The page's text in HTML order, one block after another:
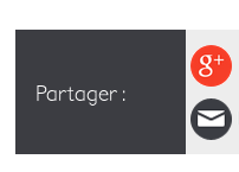
Partager :